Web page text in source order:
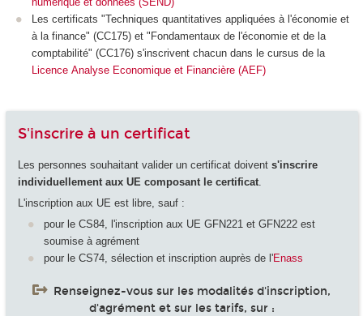
Les certificats "Techniques quantitatives appliquées à l'économie et
à la finance" (CC175) et "Fondamentaux de l'économie et de la
comptabilité" (CC176) s'inscrivent chacun dans le cursus de la
Licence Analyse Economique et Financière (AEF)
S'inscrire à un certificat
Les personnes souhaitant valider un certificat doivent s'inscrire
individuellement aux UE composant le certificat.
L'inscription aux UE est libre, sauf :
pour le CS84, l'inscription aux UE GFN221 et GFN222 est
soumise à agrément
pour le CS74, sélection et inscription auprès de l'Enass
Renseignez-vous sur les modalités d'inscription,
d'agrément et sur les tarifs, sur :